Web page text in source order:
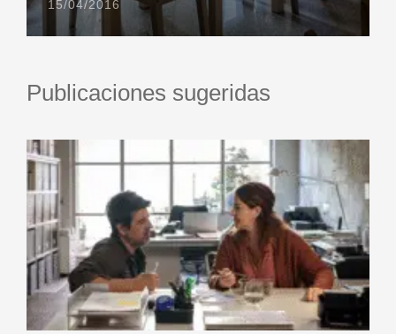
15/04/2016
Publicaciones sugeridas